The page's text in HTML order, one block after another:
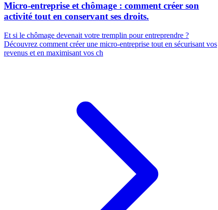
Micro-entreprise et chômage : comment créer son
activité tout en conservant ses droits.
Et si le chômage devenait votre tremplin pour entreprendre ?
Découvrez comment créer une micro-entreprise tout en sécurisant vos
revenus et en maximisant vos ch